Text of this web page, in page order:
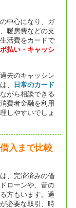
中心になり、ガ
暖房費などの支
活費をカードで
払い・キャッシ
去のキャッシン
、
日常のカード
がら相談できる
費者金融を利用
しやすいでしょ
入まで比較
、完済済みの借
ローンや、昔の
方もいます。過
必要な取引、時